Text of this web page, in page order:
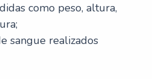
como peso, altura,
sangue realizados